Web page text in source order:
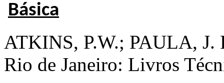
Básica
ATKINS, P.W.; PAULA, J.
Rio de Janeiro: Livros